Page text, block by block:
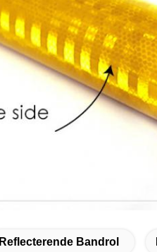
Reflecterende Bandrol